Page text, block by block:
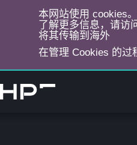
本网站使用 cookies
了解更多信息，请访
将其传输到海外
在管理 Cookies 的过
转
到